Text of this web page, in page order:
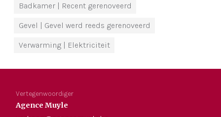
Badkamer | Recent gerenoveerd
Gevel | Gevel werd reeds gerenoveerd
Verwarming | Elektriciteit
Vertegenwoordiger
Agence Muyle